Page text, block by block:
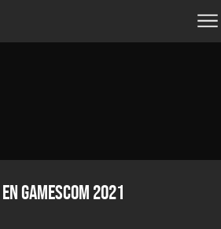
gamescom 2021